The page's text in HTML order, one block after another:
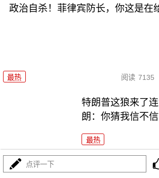
政治自杀！菲律宾防长，你这是在
最热 阅读 7135
特朗普这狼来了
朗：你猜我信不信
最热
高市早苗又作妖
点评一下